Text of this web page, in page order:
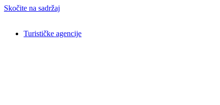
Skočite na sadržaj
Turističke agencije